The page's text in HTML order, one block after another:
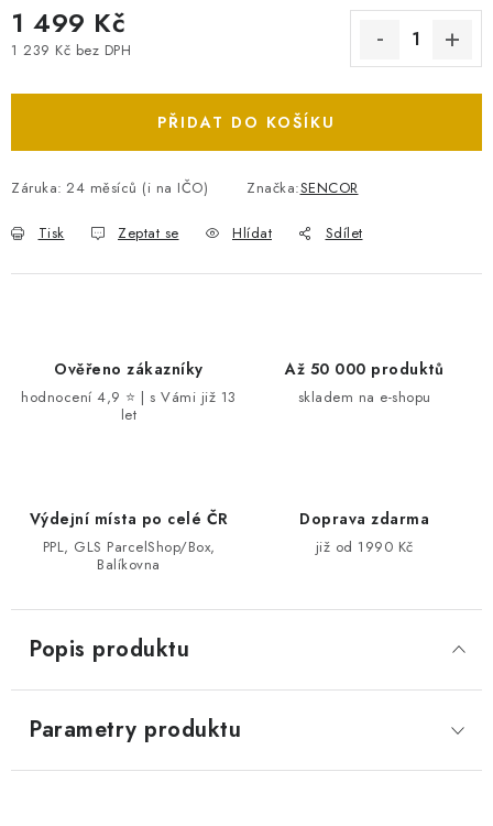
1 499 Kč
1 239 Kč bez DPH
PŘIDAT DO KOŠÍKU
Záruka: 24 měsíců (i na IČO) Značka:SENCOR
Tisk Zeptat se Hlídat Sdílet
Ověřeno zákazníky
hodnocení 4,9 ⭐ | s Vámi již 13
let
Až 50 000 produktů
skladem na e-shopu
Výdejní místa po celé ČR
PPL, GLS ParcelShop/Box,
Balíkovna
Doprava zdarma
již od 1990 Kč
Popis produktu
Parametry produktu